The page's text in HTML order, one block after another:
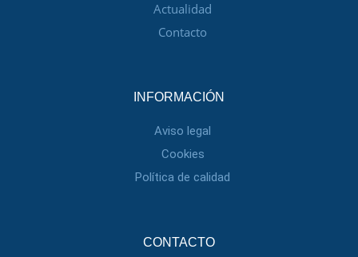
Actualidad
Contacto
INFORMACIÓN
Aviso legal
Cookies
Política de calidad
CONTACTO